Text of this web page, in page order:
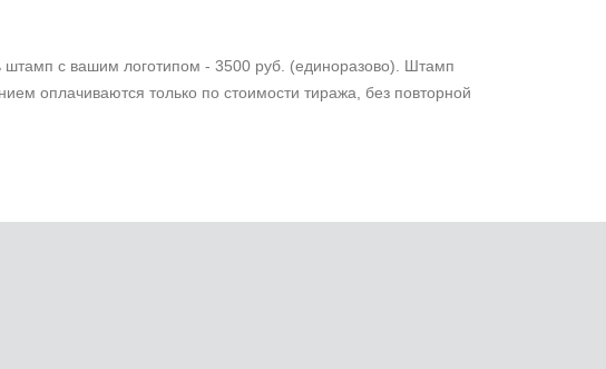
штамп с вашим логотипом - 3500 руб. (единоразово). Штамп
оплачиваются только по стоимости тиража, без повторной